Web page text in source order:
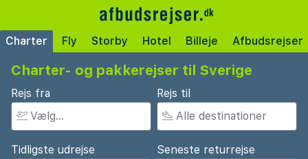
Charter Fly Storby Hotel Billeje Afbudsrejser
Charter- og pakkerejser til Sverige
Rejs fra Rejs til
Tidligste udrejse Seneste returrejse